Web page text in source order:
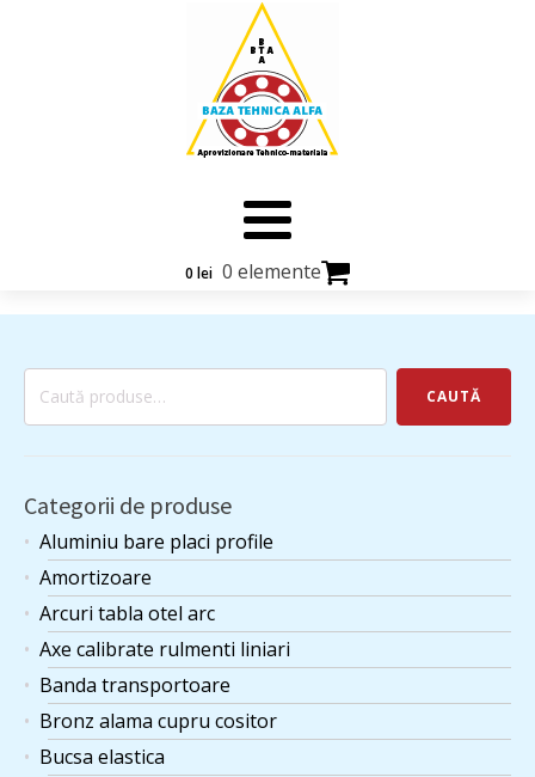
0 lei 0 elemente
Caută
CAUTĂ
Categorii de produse
Aluminiu bare placi profile
Amortizoare
Arcuri tabla otel arc
Axe calibrate rulmenti liniari
Banda transportoare
Bronz alama cupru cositor
Bucsa elastica